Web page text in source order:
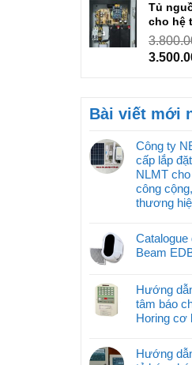
Tủ
cho hệ
Bài viết mới
Công ty
cấp lắp
NLMT
công
thương
Catalogue
Beam
Hướng
tâm báo
Horing cơ
Hướng